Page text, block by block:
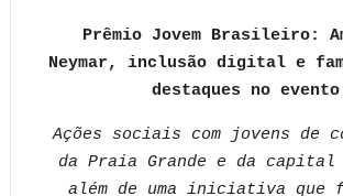
Prêmio Jovem Brasileiro:
Neymar, inclusão digital e
destaques no evento
Ações sociais com jovens de
da Praia Grande e da
além de uma iniciativa que